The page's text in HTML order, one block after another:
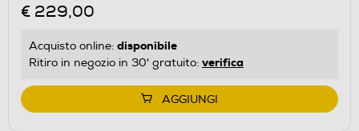
€ 229,00
Acquisto online: disponibile
Ritiro in negozio in 30' gratuito: verifica
AGGIUNGI